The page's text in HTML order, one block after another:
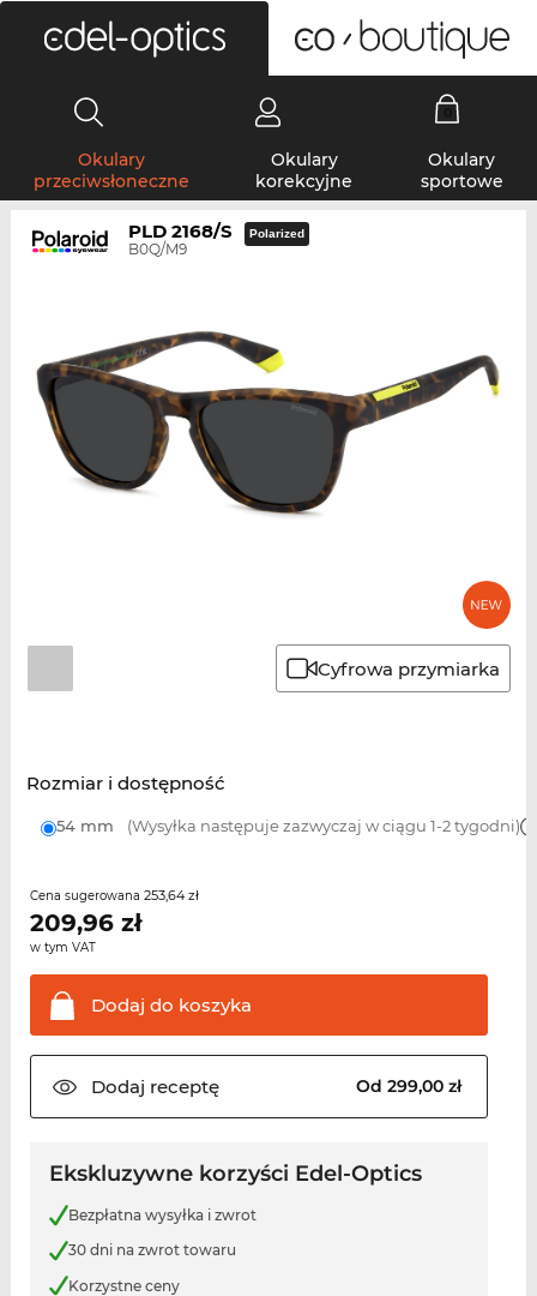
Okulary
przeciwsłoneczne
Okulary
korekcyjne
Okulary
sportowe
PLD 2168/S
B0Q/M9
Polarized
Cyfrowa przymiarka
Rozmiar i dostępność
54 mm (Wysyłka następuje zazwyczaj w ciągu 1-2 tygodni)
Cena sugerowana 253,64 zł
209,96zł
w tym VAT
Dodaj do koszyka
Dodaj receptę Od 299,00 zł
Ekskluzywne korzyści Edel-Optics
Bezpłatna wysyłka i zwrot
30 dni na zwrot towaru
Korzystne ceny